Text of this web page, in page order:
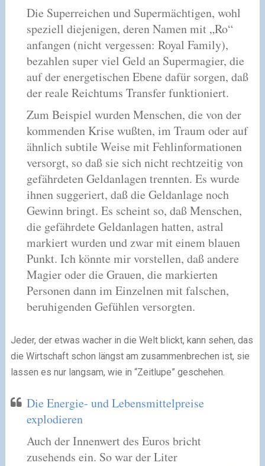
Die Superreichen und Supermächtigen, wohl
speziell diejenigen, deren Namen mit „Ro“
anfangen (nicht vergessen: Royal Family),
bezahlen super viel Geld an Supermagier, die
auf der energetischen Ebene dafür sorgen, daß
der reale Reichtums Transfer funktioniert.
Zum Beispiel wurden Menschen, die von der
kommenden Krise wußten, im Traum oder auf
ähnlich subtile Weise mit Fehlinformationen
versorgt, so daß sie sich nicht rechtzeitig von
gefährdeten Geldanlagen trennten. Es wurde
ihnen suggeriert, daß die Geldanlage noch
Gewinn bringt. Es scheint so, daß Menschen,
die gefährdete Geldanlagen hatten, astral
markiert wurden und zwar mit einem blauen
Punkt. Ich könnte mir vorstellen, daß andere
Magier oder die Grauen, die markierten
Personen dann im Einzelnen mit falschen,
beruhigenden Gefühlen versorgten.
Jeder, der etwas wacher in die Welt blickt, kann sehen, das
die Wirtschaft schon längst am zusammenbrechen ist, sie
lassen es nur langsam, wie in “Zeitlupe” geschehen.
Die Energie- und Lebensmittelpreise
explodieren
Auch der Innenwert des Euros bricht
zusehends ein. So war der Liter